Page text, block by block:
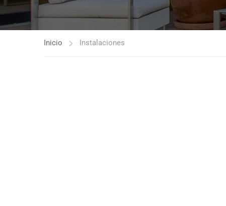
Inicio Instalaciones